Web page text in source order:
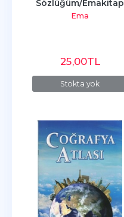
Stokta yok
Sözlüğüm/Emakitap
Ema
25,00TL